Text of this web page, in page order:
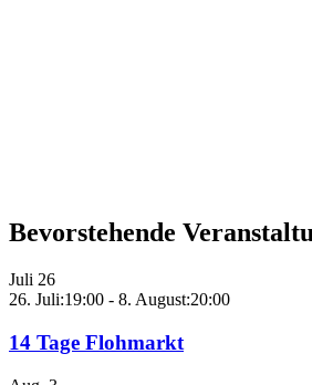
Bevorstehende
Juli 26
26. Juli:19:00 - 8. August:20:00
14 Tage Flohmarkt